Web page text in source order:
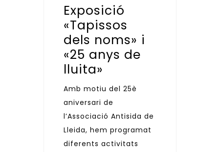
Exposició
«Tapissos
dels noms» i
«25 anys de
lluita»
Amb motiu del 25è
aniversari de
l’Associació Antisida de
Lleida, hem programat
diferents activitats